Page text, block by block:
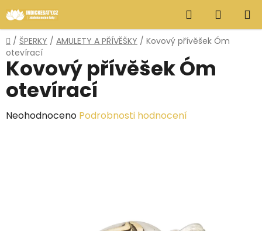
na
obsah
Hledat
KOŠÍK
Domů
/ ŠPERKY / AMULETY A PŘÍVĚŠKY / Kovový přívěšek Óm
otevírací
Kovový přívěšek Óm
otevírací
Průměrné
Neohodnoceno Podrobnosti hodnocení